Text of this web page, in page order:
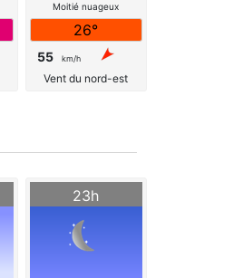
Moitié nuageux
26°
55 km/h
Vent du nord-est
23h